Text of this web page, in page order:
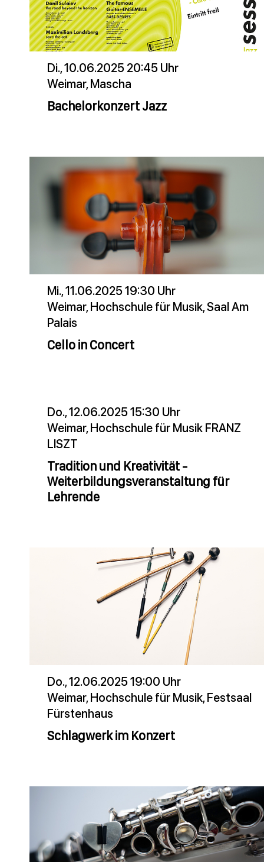
Di., 10.06.2025 20:45 Uhr
Weimar, Mascha
Bachelorkonzert Jazz
Mi., 11.06.2025 19:30 Uhr
Weimar, Hochschule für Musik, Saal Am
Palais
Cello in Concert
Do., 12.06.2025 15:30 Uhr
Weimar, Hochschule für Musik FRANZ
LISZT
Tradition und Kreativität -
Weiterbildungsveranstaltung für
Lehrende
Do., 12.06.2025 19:00 Uhr
Weimar, Hochschule für Musik, Festsaal
Fürstenhaus
Schlagwerk im Konzert